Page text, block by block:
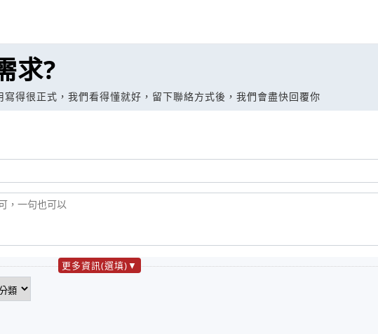
求?
得很正式，我們看得懂就好，留下聯絡方式後，我們會盡快回覆你
更多資訊(選填)